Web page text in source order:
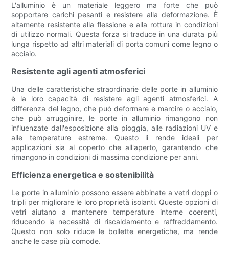
L'alluminio è un materiale leggero ma forte che può
sopportare carichi pesanti e resistere alla deformazione. È
altamente resistente alla flessione e alla rottura in condizioni
di utilizzo normali. Questa forza si traduce in una durata più
lunga rispetto ad altri materiali di porta comuni come legno o
acciaio.
Resistente agli agenti atmosferici
Una delle caratteristiche straordinarie delle porte in alluminio
è la loro capacità di resistere agli agenti atmosferici. A
differenza del legno, che può deformare e marcire o acciaio,
che può arrugginire, le porte in alluminio rimangono non
influenzate dall'esposizione alla pioggia, alle radiazioni UV e
alle temperature estreme. Questo li rende ideali per
applicazioni sia al coperto che all'aperto, garantendo che
rimangono in condizioni di massima condizione per anni.
Efficienza energetica e sostenibilità
Le porte in alluminio possono essere abbinate a vetri doppi o
tripli per migliorare le loro proprietà isolanti. Queste opzioni di
vetri aiutano a mantenere temperature interne coerenti,
riducendo la necessità di riscaldamento e raffreddamento.
Questo non solo riduce le bollette energetiche, ma rende
anche le case più comode.